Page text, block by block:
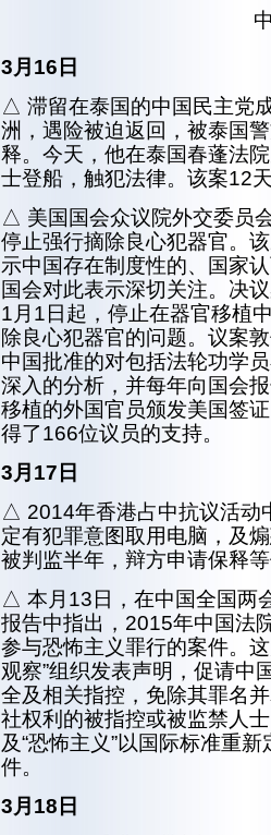
3月16日
△ 滞留在泰国的中国民主党
洲，遇险被迫返回，被泰国
释。今天，他在泰国春蓬法
士登船，触犯法律。该案12
△ 美国国会众议院外交委员
停止强行摘除良心犯器官。
示中国存在制度性的、国家
国会对此表示深切关注。决
1月1日起，停止在器官移植
除良心犯器官的问题。议案
中国批准的对包括法轮功学
深入的分析，并每年向国会
移植的外国官员颁发美国签
得了166位议员的支持。
3月17日
△ 2014年香港占中抗议活动
定有犯罪意图取用电脑，及
被判监半年，辩方申请保释
△ 本月13日，在中国全国两
报告中指出，2015年中国法
参与恐怖主义罪行的案件。
观察”组织发表声明，促请中
全及相关指控，免除其罪名
社权利的被指控或被监禁人
及“恐怖主义”以国际标准重
件。
3月18日